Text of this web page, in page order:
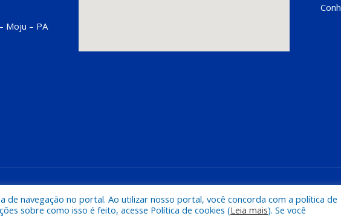
Moju – PA
de navegação no portal. Ao utilizar nosso portal, você concorda com a política de
sobre como isso é feito, acesse Política de cookies (Leia mais). Se você